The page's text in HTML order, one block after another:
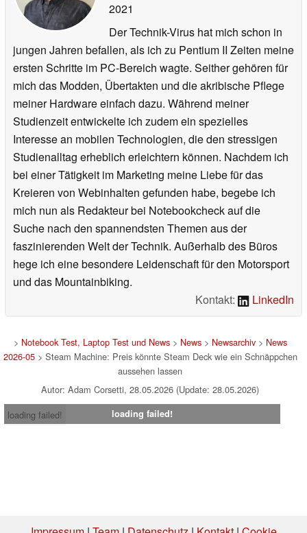
2021
Der Technik-Virus hat mich schon in
jungen Jahren befallen, als ich zu Pentium II Zeiten meine
ersten Schritte im PC-Bereich wagte. Seither gehören für
mich das Modden, Übertakten und die akribische Pflege
meiner Hardware einfach dazu. Während meiner
Studienzeit entwickelte ich zudem ein spezielles
Interesse an mobilen Technologien, die den stressigen
Studienalltag erheblich erleichtern können. Nachdem ich
bei einer Tätigkeit im Marketing meine Liebe für das
Kreieren von Webinhalten gefunden habe, begebe ich
mich nun als Redakteur bei Notebookcheck auf die
Suche nach den spannendsten Themen aus der
faszinierenden Welt der Technik. Außerhalb des Büros
hege ich eine besondere Leidenschaft für den Motorsport
und das Mountainbiking.
Kontakt:
LinkedIn
> Notebook Test, Laptop Test und News> News> Newsarchiv> News
2026-05> Steam Machine: Preis könnte Steam Deck wie ein Schnäppchen
aussehen lassen
Autor: Adam Corsetti, 28.05.2026 (Update: 28.05.2026)
loading failed!
loading failed!